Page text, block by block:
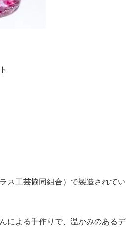
ス工芸協同組合）で製造されてい
による手作りで、温かみのあるデ